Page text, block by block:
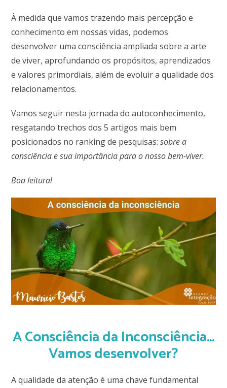
À medida que vamos trazendo mais percepção e
conhecimento em nossas vidas, podemos
desenvolver uma consciência ampliada sobre a arte
de viver, aprofundando os propósitos, aprendizados
e valores primordiais, além de evoluir a qualidade dos
relacionamentos.
Vamos seguir nesta jornada do autoconhecimento,
resgatando trechos dos 5 artigos mais bem
posicionados no ranking de pesquisas:sobre a
consciência e sua importância para o nosso bem-viver.
Boa leitura!
A Consciência da Inconsciência…
Vamos desenvolver?
A qualidade da atenção é uma chave fundamental